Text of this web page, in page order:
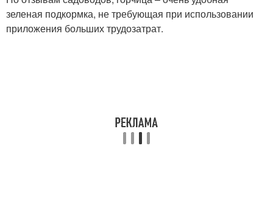
зеленая подкормка, не требующая при использовании
приложения больших трудозатрат.